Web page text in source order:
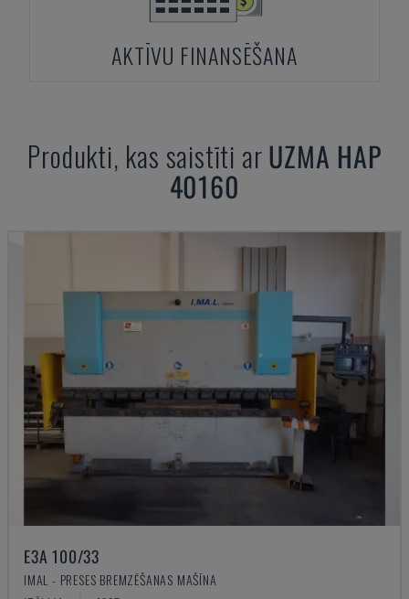
AKTĪVU FINANSĒŠANA
Produkti, kas saistīti arUZMA HAP
40160
E3A 100/33
IMAL - PRESES BREMZĒŠANAS MAŠĪNA